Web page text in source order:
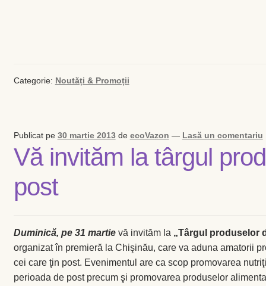
Categorie: Noutăți & Promoții
Publicat pe 30 martie 2013 de ecoVazon — Lasă un comentariu
Vă invităm la târgul
post
Duminică, pe 31 martievă invităm la „Târgul produselor
organizat în premieră la Chişinău, care va aduna amatorii
cei care ţin post. Evenimentul are ca scop promovarea
perioada de post precum şi promovarea produselor